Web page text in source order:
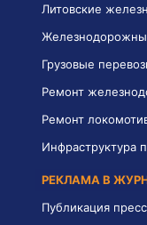
Литовские
Грузовые
Ремонт
Ремонт
Инфраструктура
РЕКЛАМА В
Публикация